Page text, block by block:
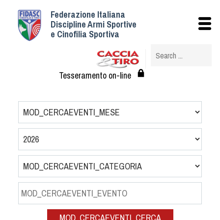
Federazione Italiana
Discipline Armi Sportive
e Cinofilia Sportiva
Tesseramento on-line
Istituzionale
Struttura
Albo Veterinari federali
Tesseramento e Affiliazioni
Statuto e Regolamenti
Federazione Trasparente
Assicurazione
Convenzioni
Società
Tesserati